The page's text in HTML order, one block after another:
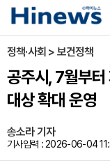
정책·사회 > 보건정책
공주시, 7월부터
대상 확대 운영
송소라 기자
기사입력 : 2026-06-04